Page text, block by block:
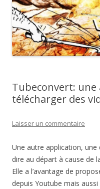
Tubeconvert:
télécharger des
Laisser un commentaire
Une autre application, une
dire au départ à cause de
Elle a l’avantage de
depuis Youtube mais aussi